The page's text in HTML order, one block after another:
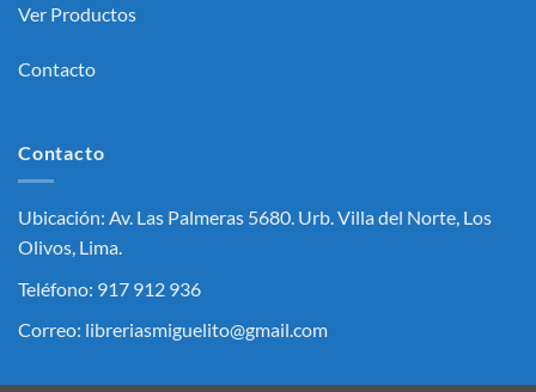
Ver Productos
Contacto
Contacto
Ubicación: Av. Las Palmeras 5680. Urb. Villa del Norte, Los
Olivos, Lima.
Teléfono: 917 912 936
Correo: libreriasmiguelito@gmail.com